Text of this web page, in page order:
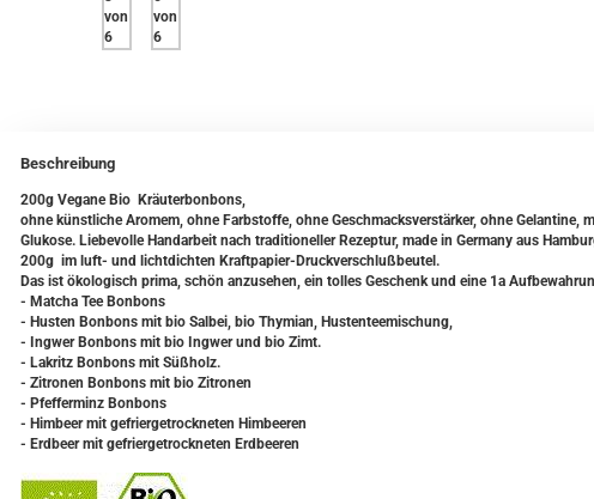
Beschreibung
200g Vegane Bio Kräuterbonbons,
ohne künstliche Aromem, ohne Farbstoffe, ohne Geschmacksverstärker, ohne
Glukose. Liebevolle Handarbeit nach traditioneller Rezeptur, made in Germany aus
200g im luft- und lichtdichten Kraftpapier-Druckverschlußbeutel.
Das ist ökologisch prima, schön anzusehen, ein tolles Geschenk und eine 1a
- Matcha Tee Bonbons
- Husten Bonbons mit bio Salbei, bio Thymian, Hustenteemischung,
- Ingwer Bonbons mit bio Ingwer und bio Zimt.
- Lakritz Bonbons mit Süßholz.
- Zitronen Bonbons mit bio Zitronen
- Pfefferminz Bonbons
- Himbeer mit gefriergetrockneten Himbeeren
- Erdbeer mit gefriergetrockneten Erdbeeren